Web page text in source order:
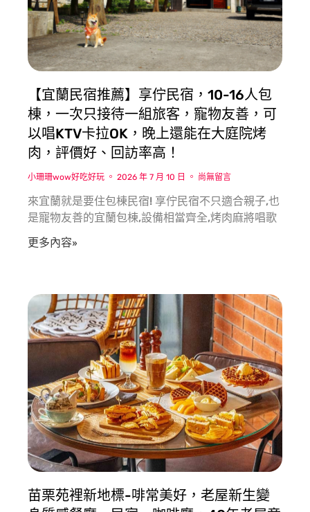
【宜蘭民宿推薦】享佇民宿，10-16人包
棟，一次只接待一組旅客，寵物友善，可
以唱KTV卡拉OK，晚上還能在大庭院烤
肉，評價好、回訪率高！
小珊珊wow好吃好玩 2026 年 7 月 10 日 尚無留言
來宜蘭就是要住包棟民宿! 享佇民宿不只適合親子,也
是寵物友善的宜蘭包棟,設備相當齊全,烤肉麻將唱歌
更多內容»
苗栗苑裡新地標-啡常美好，老屋新生變